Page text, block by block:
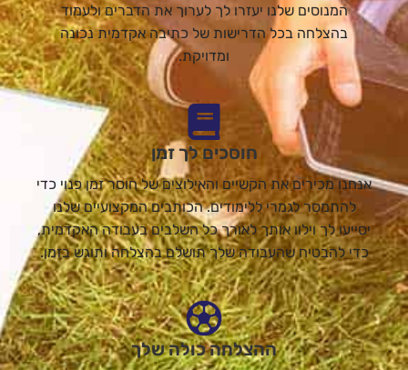
המנוסים שלנו יעזרו לך לערוך את הדברים ולעמוד
בהצלחה בכל הדרישות של כתיבה אקדמית נכונה
ומדויקת.
חוסכים לך זמן
אנחנו מכירים את הקשיים והאילוצים של חוסר זמן פנוי כדי
להתמסר לגמרי ללימודים. הכותבים המקצועיים שלנו
יסייעו לך וילוו אותך לאורך כל השלבים בעבודה האקדמית,
כדי להבטיח שהעבודה שלך תושלם בהצלחה ותוגש בזמן.
ההצלחה כולה שלך